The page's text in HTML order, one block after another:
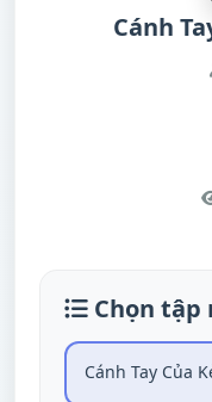
Cánh
Chọn tập
Cánh Tay Của